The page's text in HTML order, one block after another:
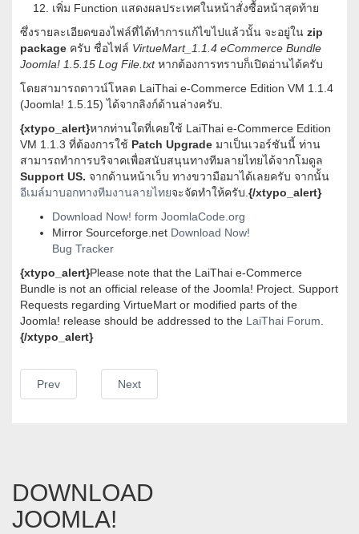
เพิ่ม Function แสดงผลประเทศในหน้าสั่งซื้อหน้าสุดท้าย
ซึ่งรายละเอียดของไฟล์ที่ได้ทำการแก้ไขไปแล้วนั้น จะอยู่ใน zip
package ครับ ชื่อไฟล์ VirtueMart_1.1.4 eCommerce Bundle
Joomla! 1.5.15 Log File.txtหากต้องการทราบก็เปิดอ่านได้ครับ
โดยสามารถดาวน์โหลด LaiThai e-Commerce Edition VM 1.1.4
(Joomla! 1.5.15) ได้จากลิงก์ด้านล่างครับ.
{xtypo_alert}หากท่านใดที่เคยใช้ LaiThai e-Commerce Edition
VM 1.1.3 ที่ต้องการใช้ Patch Upgrade มาเป็นเวอร์ชันนี้ ท่าน
สามารถทำการบริจาคเพื่อสนับสนุนทางทีมลายไทยได้จากโมดูล
Support US. จากด้านหน้าเว็บ ทางขวามือมาได้เลยครับ จากนั้น
อีเมล์มาบอกทางทีมงานลายไทยจะจัดทำให้ครับ.{/xtypo_alert}
Download Now! form JoomlaCode.org
Mirror Sourceforge.net Download Now!
Bug Tracker
{xtypo_alert}Please note that the LaiThai e-Commerce
Bundle is not an official release of the Joomla! Project. Support
Requests regarding VirtueMart or modified parts of the
Joomla! release should be addressed to the LaiThai Forum.
{/xtypo_alert}
Prev Next
DOWNLOAD
JOOMLA!